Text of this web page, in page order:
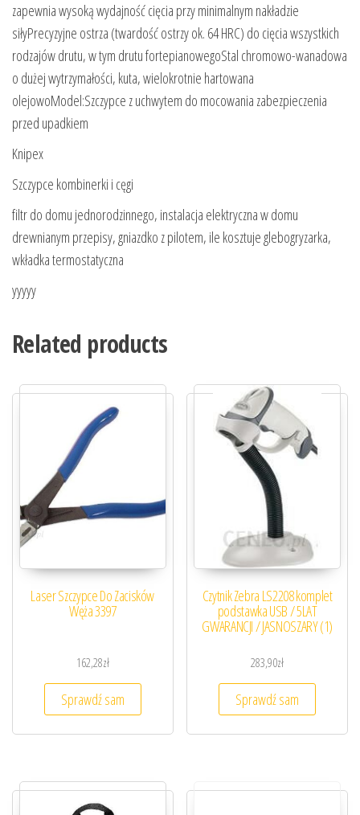
zapewnia wysoką wydajność cięcia przy minimalnym nakładzie
siłyPrecyzyjne ostrza (twardość ostrzy ok. 64 HRC) do cięcia wszystkich
rodzajów drutu, w tym drutu fortepianowegoStal chromowo-wanadowa
o dużej wytrzymałości, kuta, wielokrotnie hartowana
olejowoModel:Szczypce z uchwytem do mocowania zabezpieczenia
przed upadkiem
Knipex
Szczypce kombinerki i cęgi
filtr do domu jednorodzinnego, instalacja elektryczna w domu
drewnianym przepisy, gniazdko z pilotem, ile kosztuje glebogryzarka,
wkładka termostatyczna
yyyyy
Related products
Laser Szczypce Do Zacisków
Węża 3397
162,28zł
Sprawdź sam
Czytnik Zebra LS2208 komplet
podstawka USB / 5LAT
GWARANCJI / JASNOSZARY (1)
283,90zł
Sprawdź sam